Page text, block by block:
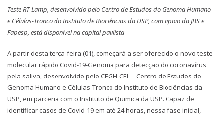
Teste RT-Lamp, desenvolvido pelo Centro de Estudos do Genoma Humano
e Células-Tronco do Instituto de Biociências da USP, com apoio da JBS e
Fapesp, está disponível na capital paulista
A partir desta terça-feira (01), começará a ser oferecido o novo teste
molecular rápido Covid-19-Genoma para detecção do coronavírus
pela saliva, desenvolvido pelo CEGH-CEL – Centro de Estudos do
Genoma Humano e Células-Tronco do Instituto de Biociências da
USP, em parceria com o Instituto de Quimica da USP. Capaz de
identificar casos de Covid-19 em até 24 horas, nessa fase inicial,